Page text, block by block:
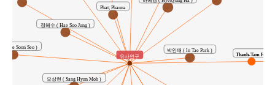
Phat, Phanna
모상현 ( Sang Hyun Moh )
박인태 ( In Tae Park )
( Jae Soon Seo )
정해수 ( Hae Soo Jung )
Thanh-Tam Ho
유사연구